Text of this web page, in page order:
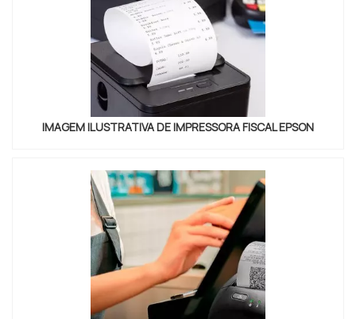
IMAGEM ILUSTRATIVA DE IMPRESSORA FISCAL EPSON